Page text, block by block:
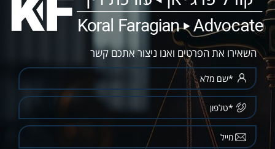
השאירו את הפרטים ואנו ניצור אתכם קשר